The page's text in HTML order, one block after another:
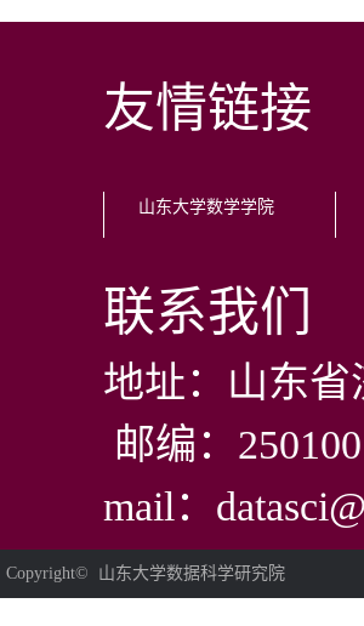
友情链接
山东大学数学学院
联系我们
地址：山东
邮编：
mail：
Copyright© 山东大学数据科学研究院